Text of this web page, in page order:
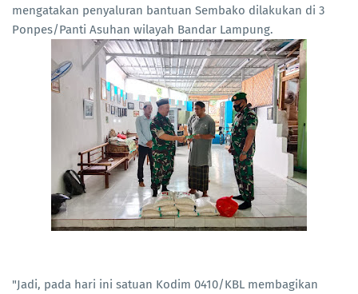
mengatakan penyaluran bantuan Sembako dilakukan di 3
Ponpes/Panti Asuhan wilayah Bandar Lampung.
"Jadi, pada hari ini satuan Kodim 0410/KBL membagikan